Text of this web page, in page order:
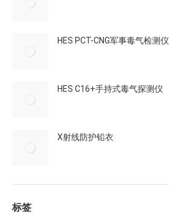
HES PCT-CNG军事毒气检测仪
HES C16+手持式毒气探测仪
X射线防护铅衣
标签